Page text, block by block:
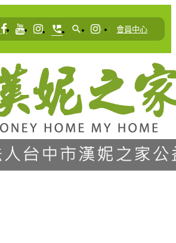
perm_phone_msg search | 會員中心